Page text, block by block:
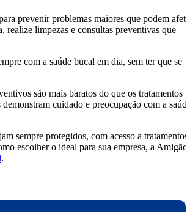
prevenir problemas maiores que podem
realize limpezas e consultas preventivas que
com a saúde bucal em dia, sem ter que se
são mais baratos do que os tratamentos
cuidado e preocupação com a saúde
sempre protegidos, com acesso a tratamentos
escolher o ideal para sua empresa, a Amigão
.